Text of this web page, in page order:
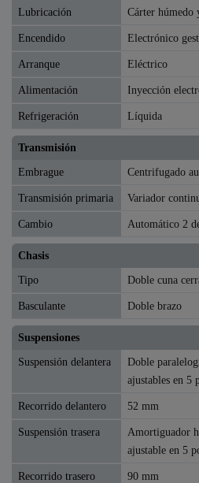
Lubricación Cárter húmedo
Encendido Electrónico
Arranque Eléctrico
Alimentación Inyección
Refrigeración Líquida
Transmisión
Embrague
Centrifugado
Transmisión primaria Variador
Cambio Automático 2
Chasis
Tipo
Doble cuna
Basculante Doble brazo
Suspensiones
Suspensión delantera
Doble
ajustables en 5
Recorrido delantero 52 mm
Suspensión trasera
Amortiguador
ajustable en 5
Recorrido trasero 90 mm